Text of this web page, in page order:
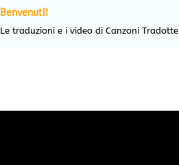
Benvenuti!
Le traduzioni e i video di Canzoni